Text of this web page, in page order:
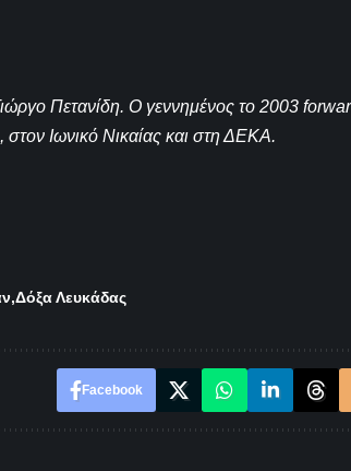
Πετανίδη. Ο γεννημένος το 2003
Ιωνικό Νικαίας και στη ΔΕΚΑ.
Δόξα Λευκάδας
Facebook